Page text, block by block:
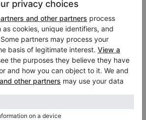
Prezzo di vendita:
$17,291.59
161